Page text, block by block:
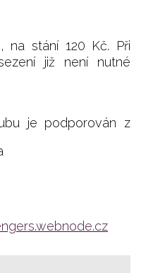
na stání 120 Kč. Při
již není nutné
je podporován z